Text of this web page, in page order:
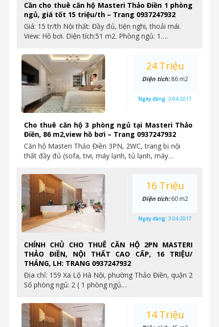
Cần cho thuê căn hộ Masteri Thảo Điền 1 phòng
ngủ, giá tốt 15 triệu/th – Trang 0937247932
Giá: 15 tr/th Nội thất: Đầy đủ, tiện nghi, thoải mái.
View: Hồ bơi. Diện tích:51 m2. Phòng ngủ: 1….
Cho thuê căn hộ 3 phòng ngủ tại Masteri Thảo
Điền, 86 m2,view hồ bơi – Trang 0937247932
Căn hộ Masteri Thảo Điền 3PN, 2WC, trang bị nội
thất đầy đủ (sofa, tivi, máy lạnh, tủ lạnh, máy…
24 Triệu
Diện tích:86 m2
Ngày đăng: 3-04-2017
CHÍNH CHỦ CHO THUÊ CĂN HỘ 2PN MASTERI
THẢO ĐIỀN, NỘI THẤT CAO CẤP, 16 TRIỆU/
THÁNG, LH: TRANG 0937247932
Địa chỉ: 159 Xa Lộ Hà Nội, phường Thảo Điền, quận 2
Số phòng ngủ: 2 ( 1 phòng ngủ…
16 Triệu
Diện tích:60 m2
Ngày đăng: 3-04-2017
14 Triệu